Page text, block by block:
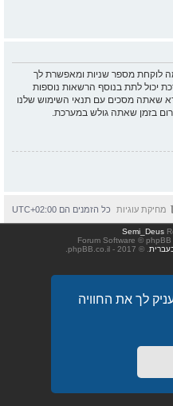
לך את החוויה
לוקחת מספר שניות ומאפשרת לך
יכול לתת בנוסף הרשאות נוספות
שאתה מסכים עם תנאי השימוש שלנו
בזמן שאתה גולש במערכת.
כל הזמנים הם UTC+02:00 מחיקת עוגיות
Semi_Deus
. © 2017 - phpBB.co.il.